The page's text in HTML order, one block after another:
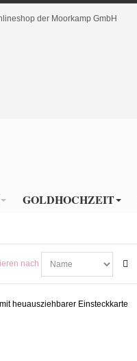
der Moorkamp GmbH
GOLDHOCHZEIT
nach